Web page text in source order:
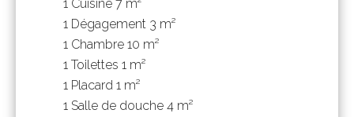
1 Cuisine 7 m²
1 Dégagement 3 m²
1 Chambre 10 m²
1 Toilettes 1 m²
1 Placard 1 m²
1 Salle de douche 4 m²